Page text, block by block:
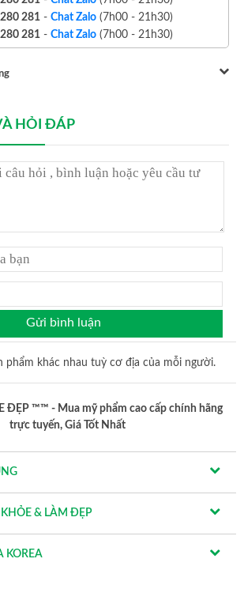
281 - Chat Zalo(7h00 - 21h30)
281 - Chat Zalo(7h00 - 21h30)
HỎI ĐÁP
Gửi bình luận
phẩm khác nhau tuỳ cơ địa của mỗi người.
ĐẸP ™™ - Mua mỹ phẩm cao cấp chính hãng
trực tuyến, Giá Tốt Nhất
& LÀM ĐẸP
KOREA